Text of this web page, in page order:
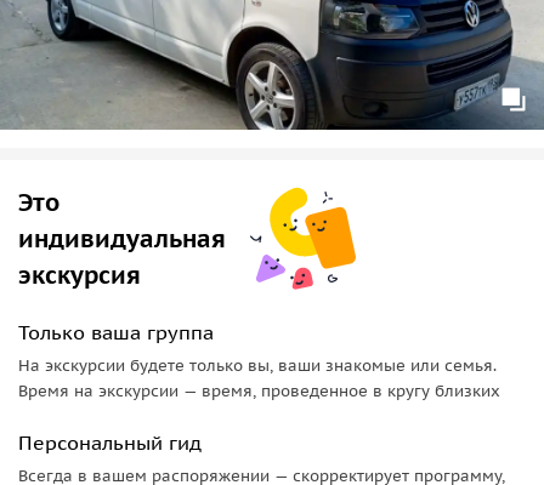
Это
индивидуальная
экскурсия
Только ваша группа
На экскурсии будете только вы, ваши знакомые или семья.
Время на экскурсии — время, проведенное в кругу близких
Персональный гид
Всегда в вашем распоряжении — скорректирует программу,